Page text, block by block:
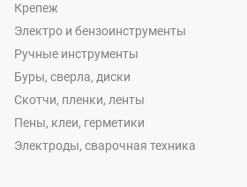
Крепеж
Электро и бензоинструменты
Ручные инструменты
Буры, сверла, диски
Скотчи, пленки, ленты
Пены, клеи, герметики
Электроды, сварочная техника